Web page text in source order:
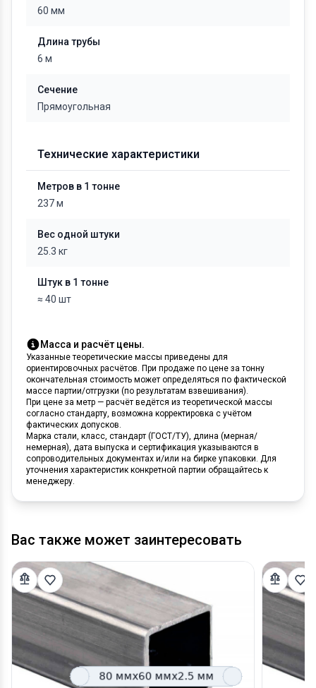
60 мм
Длина трубы
6 м
Сечение
Прямоугольная
Технические характеристики
Метров в 1 тонне
237 м
Вес одной штуки
25.3 кг
Штук в 1 тонне
≈ 40 шт
Масса и расчёт цены.
Указанные теоретические массы приведены для
ориентировочных расчётов. При продаже по цене за тонну
окончательная стоимость может определяться по фактической
массе партии/отгрузки (по результатам взвешивания).
При цене за метр — расчёт ведётся из теоретической массы
согласно стандарту, возможна корректировка с учётом
фактических допусков.
Марка стали, класс, стандарт (ГОСТ/ТУ), длина (мерная/
немерная), дата выпуска и сертификация указываются в
сопроводительных документах и/или на бирке упаковки. Для
уточнения характеристик конкретной партии обращайтесь к
менеджеру.
Вас также может заинтересовать